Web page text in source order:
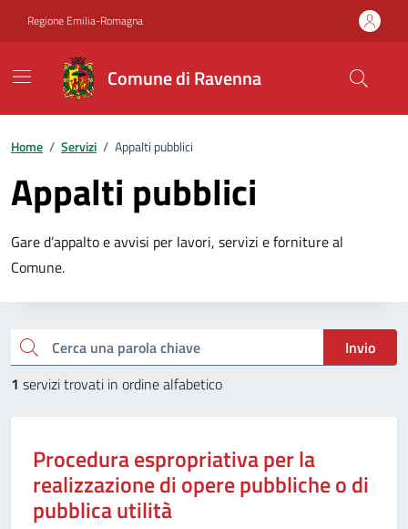
Regione Emilia-Romagna
Comune di Ravenna
Home / Servizi / Appalti pubblici
Appalti pubblici
Gare d’appalto e avvisi per lavori, servizi e forniture al
Comune.
Esplora tutti i servizi
Cerca una parola chiave
Invio
1 servizi trovati in ordine alfabetico
Procedura espropriativa per la
realizzazione di opere pubbliche o di
pubblica utilità